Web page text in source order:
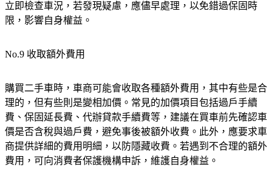
立即檢查車況，若發現疑慮，應儘早處理，以免錯過保固時
限，影響自身權益。
No.9 收取額外費用
購買二手車時，車商可能會收取各種額外費用，其中有些是合
理的，但有些則是變相加價。常見的加價項目包括過戶手續
費、保固延長費、代辦貸款手續費等，建議在買車前先確認車
價是否含稅與過戶費，避免事後被額外收費。此外，應要求車
商提供詳細的費用明細，以防隱藏收費。若遇到不合理的額外
費用，可向消費者保護機構申訴，維護自身權益。